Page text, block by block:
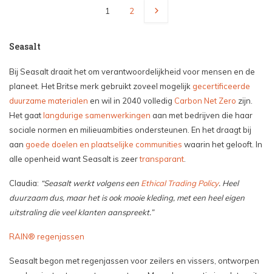
1 2
Seasalt
Bij Seasalt draait het om verantwoordelijkheid voor mensen en de
planeet. Het Britse merk gebruikt zoveel mogelijk gecertificeerde
duurzame materialen en wil in 2040 volledig Carbon Net Zero zijn.
Het gaatlangdurige samenwerkingen aan met bedrijven die haar
sociale normen en milieuambities ondersteunen. En het draagt bij
aan goede doelen en plaatselijke communities waarin het gelooft. In
alle openheid want Seasalt is zeertransparant
Claudia: “Seasalt werkt volgens een Ethical Trading Policy. Heel
duurzaam dus, maar het is ook mooie kleding, met een heel eigen
uitstraling die veel klanten aanspreekt.”
RAIN® regenjassen
Seasalt begon met regenjassen voor zeilers en vissers, ontworpen